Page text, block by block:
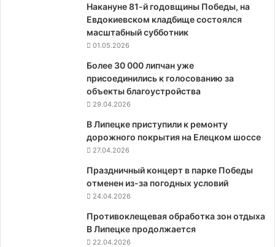
Накануне 81-й годовщины Победы, на
Евдокиевском кладбище состоялся
масштабный субботник
01.05.2026
Более 30 000 липчан уже
присоединились к голосованию за
объекты благоустройства
29.04.2026
В Липецке приступили к ремонту
дорожного покрытия на Елецком шоссе
27.04.2026
Праздничный концерт в парке Победы
отменен из-за погодных условий
24.04.2026
Противоклещевая обработка зон отдыха
В Липецке продолжается
22.04.2026